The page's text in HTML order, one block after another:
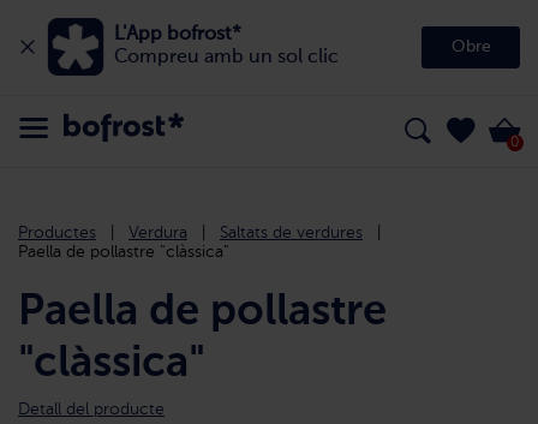
L'App bofrost*
Compreu amb un sol clic
Obre
0
Productes Verdura
Saltats de verdures
Paella de pollastre "clàssica"
Paella de pollastre
"clàssica"
Detall del producte